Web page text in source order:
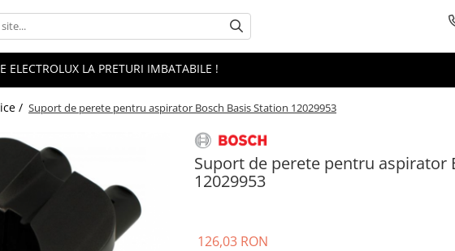
ELECTROLUX LA PRETURI IMBATABILE !
/ Suport de perete pentru aspirator Bosch Basis Station 12029953
Suport de perete pentru aspirator
12029953
126,03 RON